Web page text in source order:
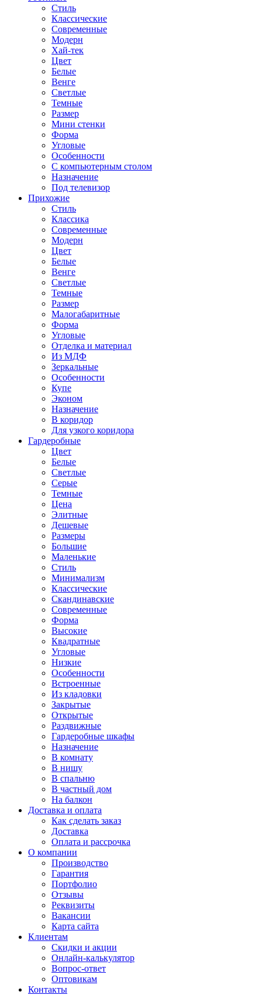
Стиль
Классические
Современные
Модерн
Хай-тек
Цвет
Белые
Венге
Светлые
Темные
Размер
Мини стенки
Форма
Угловые
Особенности
С компьютерным столом
Назначение
Под телевизор
Прихожие
Стиль
Классика
Современные
Модерн
Цвет
Белые
Венге
Светлые
Темные
Размер
Малогабаритные
Форма
Угловые
Отделка и материал
Из МДФ
Зеркальные
Особенности
Купе
Эконом
Назначение
В коридор
Для узкого коридора
Гардеробные
Цвет
Белые
Светлые
Серые
Темные
Цена
Элитные
Дешевые
Размеры
Большие
Маленькие
Стиль
Минимализм
Классические
Скандинавские
Современные
Форма
Высокие
Квадратные
Угловые
Низкие
Особенности
Встроенные
Из кладовки
Закрытые
Открытые
Раздвижные
Гардеробные шкафы
Назначение
В комнату
В нишу
В спальню
В частный дом
На балкон
Доставка и оплата
Как сделать заказ
Доставка
Оплата и рассрочка
О компании
Производство
Гарантия
Портфолио
Отзывы
Реквизиты
Вакансии
Карта сайта
Клиентам
Скидки и акции
Онлайн-калькулятор
Вопрос-ответ
Оптовикам
Контакты